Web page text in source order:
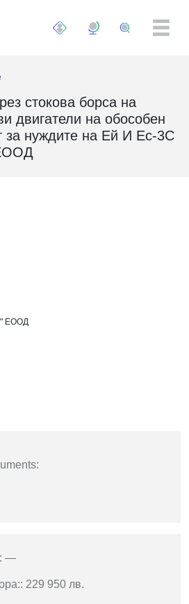
стокова борса на
двигатели на обособен
за нуждите на Ей И Ес-3С
ЕООД
—
229 950 лв.